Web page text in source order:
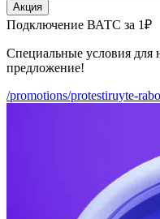
Акция
Подключение ВАТС за 1₽
Специальные условия для
предложение!
/promotions/protestiruyte-